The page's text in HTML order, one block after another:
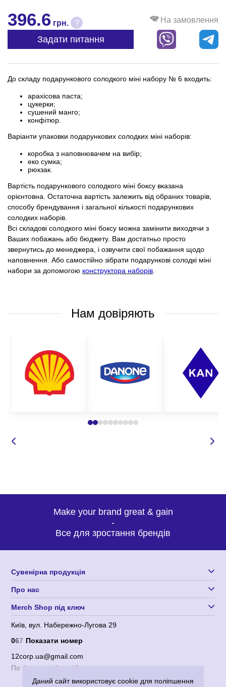
396.6 грн. ? На замовлення
Задати питання
До складу подарункового солодкого міні набору № 6 входить:
арахісова паста;
цукерки;
сушений манго;
конфітюр.
Варіанти упаковки подарункових солодких міні наборів:
коробка з наповнювачем на вибір;
еко сумка;
рюкзак.
Вартість подарункового солодкого міні боксу вказана
орієнтовна. Остаточна вартість залежить від обраних товарів,
способу брендування і загальної кількості подарункових
солодких наборів.
Всі складові солодкого міні боксу можна замінити виходячи з
Ваших побажань або бюджету. Вам достатньо просто
звернутись до менеджера, і озвучити свої побажання щодо
наповнення. Або самостійно зібрати подарункові солодкі міні
набори за допомогою конструктора наборів
Нам довіряють
Make your brand great & gain
-
Все для зростання брендів
Сувенірна продукція
Про нас
Merch Shop під ключ
Київ, вул. Набережно-Лугова 29
067 Показати номер
12corp.ua@gmail.com
По будням с 9 до 18
Даний сайт використовує cookie для поліпшення